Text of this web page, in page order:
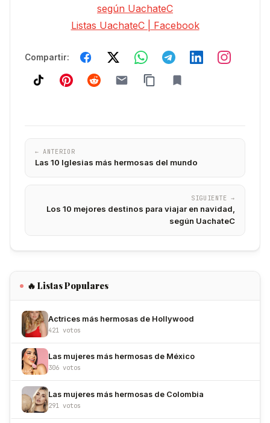
según UachateC
Listas UachateC | Facebook
Compartir:
← ANTERIOR
Las 10 Iglesias más hermosas del mundo
SIGUIENTE →
Los 10 mejores destinos para viajar en navidad,
según UachateC
🔥 Listas Populares
Actrices más hermosas de Hollywood
421 votos
Las mujeres más hermosas de México
306 votos
Las mujeres más hermosas de Colombia
291 votos